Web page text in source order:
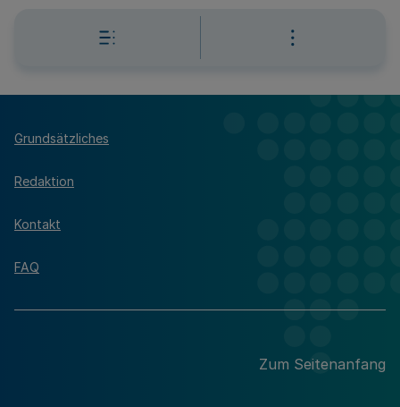
Grundsätzliches
Redaktion
Kontakt
FAQ
Zum Seitenanfang